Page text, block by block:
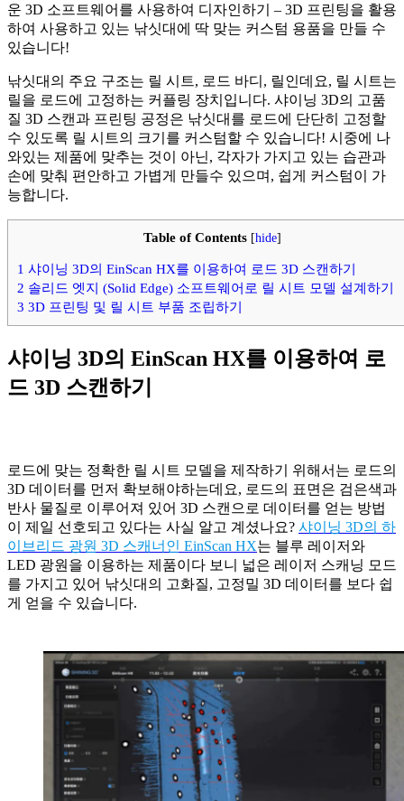
운 3D 소프트웨어를 사용하여 디자인하기 – 3D 프린팅을 활용
하여 사용하고 있는 낚싯대에 딱 맞는 커스텀 용품을 만들 수
있습니다!
낚싯대의 주요 구조는 릴 시트, 로드 바디, 릴인데요, 릴 시트는
릴을 로드에 고정하는 커플링 장치입니다. 샤이닝 3D의 고품
질 3D 스캔과 프린팅 공정은 낚싯대를 로드에 단단히 고정할
수 있도록 릴 시트의 크기를 커스텀할 수 있습니다! 시중에 나
와있는 제품에 맞추는 것이 아닌, 각자가 가지고 있는 습관과
손에 맞춰 편안하고 가볍게 만들수 있으며, 쉽게 커스텀이 가
능합니다.
Table of Contents [hide]
1 샤이닝 3D의 EinScan HX를 이용하여 로드 3D 스캔하기
2 솔리드 엣지 (Solid Edge) 소프트웨어로 릴 시트 모델 설계하기
3 3D 프린팅 및 릴 시트 부품 조립하기
샤이닝 3D의 EinScan HX를 이용하여 로
드 3D 스캔하기
로드에 맞는 정확한 릴 시트 모델을 제작하기 위해서는 로드의
3D 데이터를 먼저 확보해야하는데요, 로드의 표면은 검은색과
반사 물질로 이루어져 있어 3D 스캔으로 데이터를 얻는 방법
이 제일 선호되고 있다는 사실 알고 계셨나요? 샤이닝 3D의 하
이브리드 광원 3D 스캐너인 EinScan HX는 블루 레이저와
LED 광원을 이용하는 제품이다 보니 넓은 레이저 스캐닝 모드
를 가지고 있어 낚싯대의 고화질, 고정밀 3D 데이터를 보다 쉽
게 얻을 수 있습니다.